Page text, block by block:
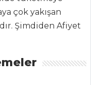
çok yakışan
Şimdiden Afiyet